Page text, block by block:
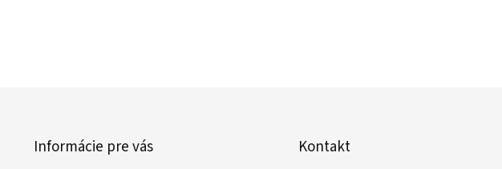
Informácie pre vás Kontakt